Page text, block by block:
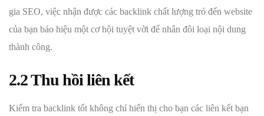
gia SEO, việc nhận được các backlink chất lượng trỏ đến website
của bạn báo hiệu một cơ hội tuyệt vời để nhân đôi loại nội dung
thành công.
2.2 Thu hồi liên kết
Kiểm tra backlink tốt không chỉ hiển thị cho bạn các liên kết bạn